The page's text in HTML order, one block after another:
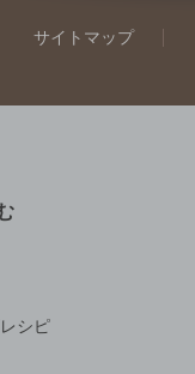
サイトマップ
シピ